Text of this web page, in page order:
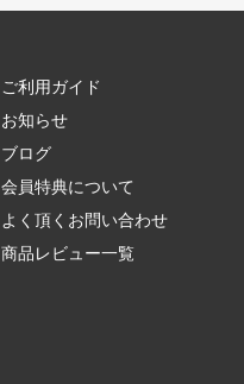
ご利用ガイド
お知らせ
ブログ
会員特典について
よく頂くお問い合わせ
商品レビュー一覧